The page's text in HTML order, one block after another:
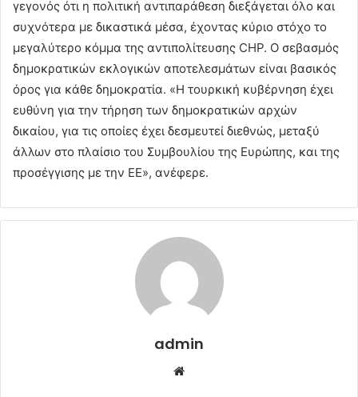
γεγονός ότι η πολιτική αντιπαράθεση διεξάγεται όλο και
συχνότερα με δικαστικά μέσα, έχοντας κύριο στόχο το
μεγαλύτερο κόμμα της αντιπολίτευσης CHP. O σεβασμός
δημοκρατικών εκλογικών αποτελεσμάτων είναι βασικός
όρος για κάθε δημοκρατία. «Η τουρκική κυβέρνηση έχει
ευθύνη για την τήρηση των δημοκρατικών αρχών
δικαίου, για τις οποίες έχει δεσμευτεί διεθνώς, μεταξύ
άλλων στο πλαίσιο του Συμβουλίου της Ευρώπης, και της
προσέγγισης με την ΕΕ», ανέφερε.
admin